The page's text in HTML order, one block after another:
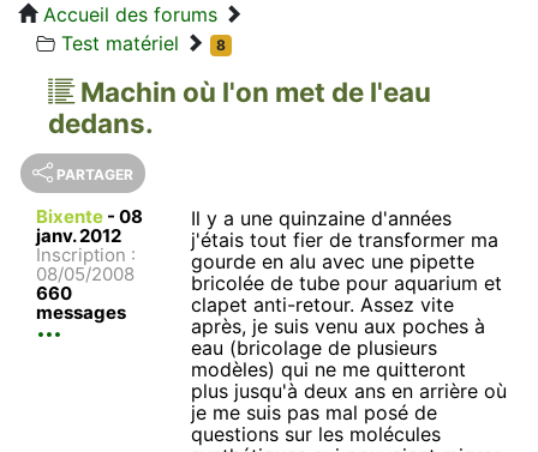
Accueil des forums
Test matériel
8
Machin où l'on met de l'eau
dedans.
PARTAGER
Bixente - 08
janv. 2012
Inscription :
08/05/2008
660
messages
Il y a une quinzaine d'années
j'étais tout fier de transformer ma
gourde en alu avec une pipette
bricolée de tube pour aquarium et
clapet anti-retour. Assez vite
après, je suis venu aux poches à
eau (bricolage de plusieurs
modèles) qui ne me quitteront
plus jusqu'à deux ans en arrière où
je me suis pas mal posé de
questions sur les molécules